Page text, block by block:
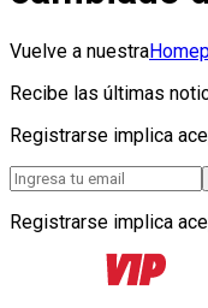
Vuelve a nuestra
Recibe las últimas
Registrarse implica
Registrarse implica